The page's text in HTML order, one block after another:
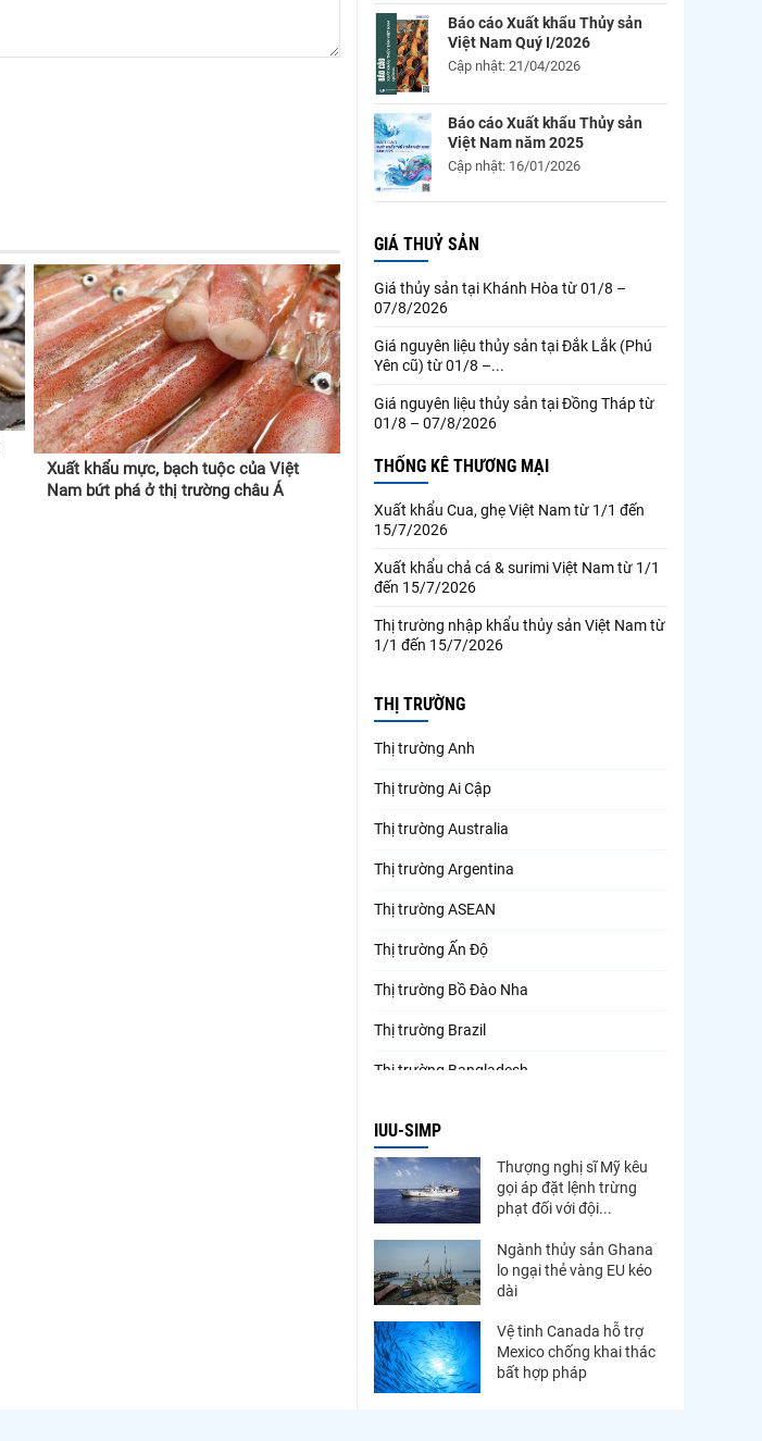
Xuất khẩu mực, bạch tuộc của Việt
Nam bứt phá ở thị trường châu Á
Báo cáo Xuất khẩu Thủy sản
Việt Nam Quý I/2026
Cập nhật: 21/04/2026
Báo cáo Xuất khẩu Thủy sản
Việt Nam năm 2025
Cập nhật: 16/01/2026
GIÁ THUỶ SẢN
Giá thủy sản tại Khánh Hòa từ 01/8 –
07/8/2026
Giá nguyên liệu thủy sản tại Đắk Lắk (Phú
Yên cũ) từ 01/8 –...
Giá nguyên liệu thủy sản tại Đồng Tháp từ
01/8 – 07/8/2026
THỐNG KÊ THƯƠNG MẠI
Xuất khẩu Cua, ghẹ Việt Nam từ 1/1 đến
15/7/2026
Xuất khẩu chả cá & surimi Việt Nam từ 1/1
đến 15/7/2026
Thị trường nhập khẩu thủy sản Việt Nam từ
1/1 đến 15/7/2026
THỊ TRƯỜNG
Thị trường Anh
Thị trường Ai Cập
Thị trường Australia
Thị trường Argentina
Thị trường ASEAN
Thị trường Ấn Độ
Thị trường Bồ Đào Nha
Thị trường Brazil
Thị trường Bangladesh
Thị trường Canada
Thị trường Ecuador
Thị trường Indonesia
Thị trường Mỹ
Thị trường Nga
IUU-SIMP
Thượng nghị sĩ Mỹ kêu
gọi áp đặt lệnh trừng
phạt đối với đội...
Ngành thủy sản Ghana
lo ngại thẻ vàng EU kéo
dài
Vệ tinh Canada hỗ trợ
Mexico chống khai thác
bất hợp pháp